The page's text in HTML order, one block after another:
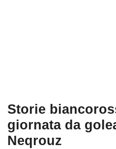
Storie
giornata da
Neqrouz